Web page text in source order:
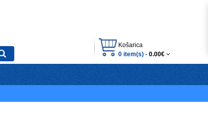
Košarica
0 item(s) - 0.00€